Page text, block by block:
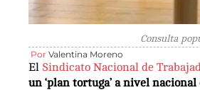
Consulta
Por Valentina Moreno
El Sindicato Nacional de
un ‘plan tortuga’ a nivel